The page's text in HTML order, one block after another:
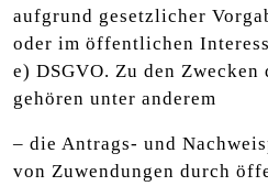
aufgrund gesetzlicher
oder im öffentlichen
e) DSGVO. Zu den Zwecken
gehören unter anderem
– die Antrags- und
von Zuwendungen durch